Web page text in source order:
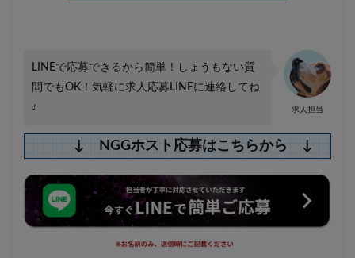
求人担当
LINEで応募できるから簡単！しょうもない質
問でもOK！気軽に求人応募LINEに連絡してね
♪
↓ NGGホスト応募はこちらから ↓